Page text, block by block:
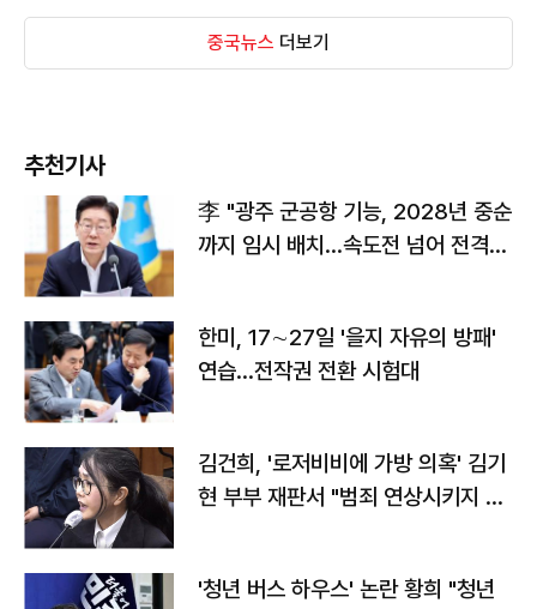
중국뉴스 더보기
추천기사
李 "광주 군공항 기능, 2028년 중순
까지 임시 배치…속도전 넘어 전격
한미, 17∼27일 '을지 자유의 방패'
연습…전작권 전환 시험대
김건희, '로저비비에 가방 의혹' 김기
현 부부 재판서 "범죄 연상시키지 말
'청년 버스 하우스' 논란 황희 "청년